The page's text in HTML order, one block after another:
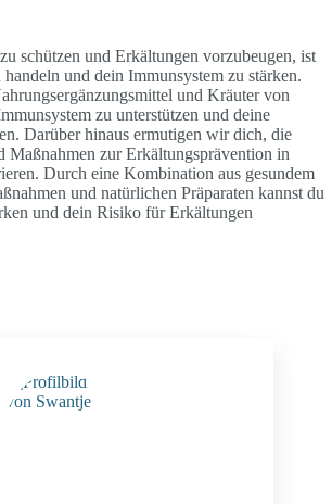
schützen und Erkältungen vorzubeugen, ist
und dein Immunsystem zu stärken.
und Kräuter von
zu unterstützen und deine
Darüber hinaus ermutigen wir dich, die
Maßnahmen zur Erkältungsprävention in
Durch eine Kombination aus gesundem
und natürlichen Präparaten kannst du
und dein Risiko für Erkältungen